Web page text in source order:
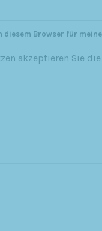
diesem Browser für
akzeptieren Sie